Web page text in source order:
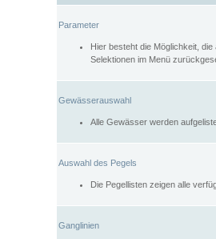
Parameter
Hier besteht die Möglichkeit,
Selektionen im Menü
Gewässerauswahl
Alle Gewässer werden
Auswahl des Pegels
Die Pegellisten zeigen alle
Ganglinien